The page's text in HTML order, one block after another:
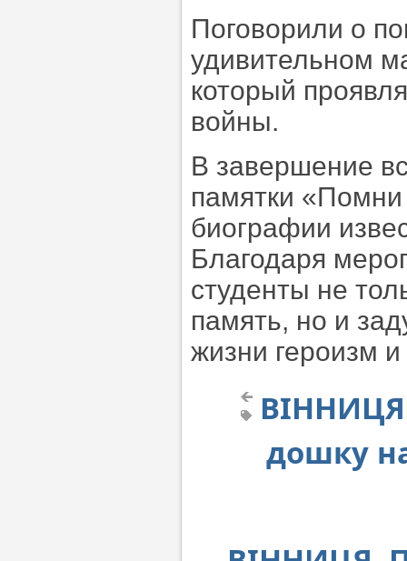
Поговорили о
удивительном
который
войны.
В завершение
памятки «Помни
биографии
Благодаря
студенты не
память, но и
жизни героизм и
дошку